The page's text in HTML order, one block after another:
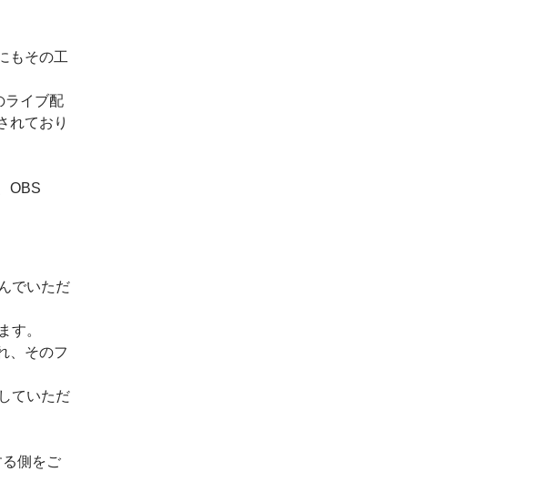
もその工
ライブ配
れており
OBS
でいただ
す。
、そのフ
ていただ
側をご